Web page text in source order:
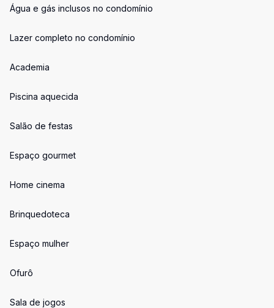
Água e gás inclusos no condomínio
Lazer completo no condomínio
Academia
Piscina aquecida
Salão de festas
Espaço gourmet
Home cinema
Brinquedoteca
Espaço mulher
Ofurô
Sala de jogos